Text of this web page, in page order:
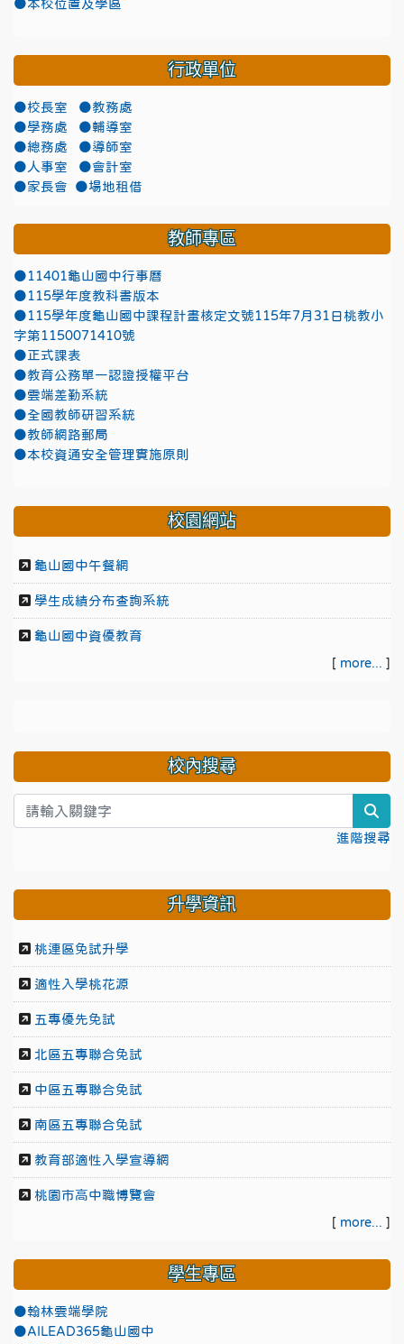
●本校位置及學區
行政單位
●校長室
●教務處
●學務處
●輔導室
●總務處
●導師室
●人事室
●會計室
●家長會
●場地租借
教師專區
●11401龜山國中行事曆
●115學年度教科書版本
●115學年度龜山國中課程計畫核定文號115年7月31日桃教小
字第1150071410號
●正式課表
●教育公務單一認證授權平台
●雲端差勤系統
●全國教師研習系統
●教師網路郵局
●本校資通安全管理實施原則
校園網站
龜山國中午餐網
學生成績分布查詢系統
龜山國中資優教育
[ more... ]
校內搜尋
進階搜尋
升學資訊
桃連區免試升學
適性入學桃花源
五專優先免試
北區五專聯合免試
中區五專聯合免試
南區五專聯合免試
教育部適性入學宣導網
桃園市高中職博覽會
[ more... ]
學生專區
●翰林雲端學院
●AILEAD365龜山國中